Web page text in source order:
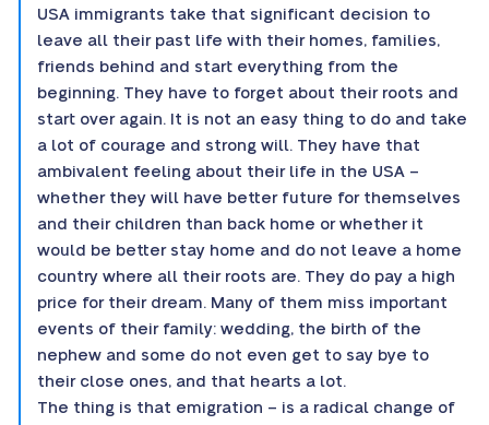
USA immigrants take that significant decision to
leave all their past life with their homes, families,
friends behind and start everything from the
beginning. They have to forget about their roots and
start over again. It is not an easy thing to do and take
a lot of courage and strong will. They have that
ambivalent feeling about their life in the USA –
whether they will have better future for themselves
and their children than back home or whether it
would be better stay home and do not leave a home
country where all their roots are. They do pay a high
price for their dream. Many of them miss important
events of their family: wedding, the birth of the
nephew and some do not even get to say bye to
their close ones, and that hearts a lot.
The thing is that emigration – is a radical change of